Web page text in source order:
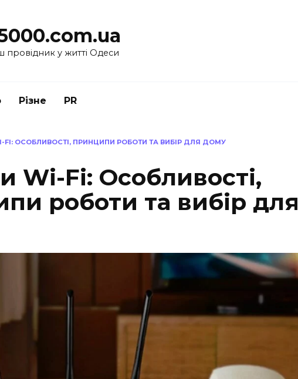
провідник у житті Одеси
Різне PR
FI: ОСОБЛИВОСТІ, ПРИНЦИПИ РОБОТИ ТА ВИБІР ДЛЯ ДОМУ
Wi-Fi: Особливості,
роботи та вибір для